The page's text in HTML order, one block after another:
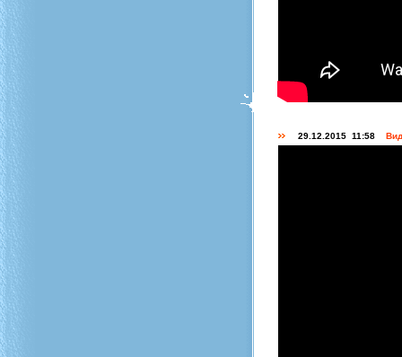
29.12.2015 11:58